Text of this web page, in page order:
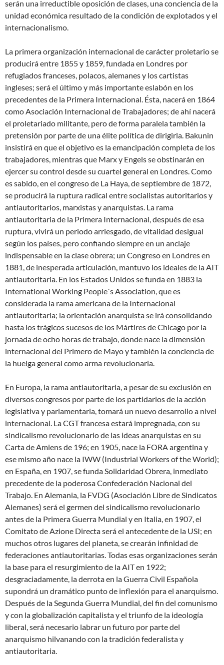
serán una irreductible oposición de clases, una conciencia de la
unidad económica resultado de la condición de explotados y el
internacionalismo.
La primera organización internacional de carácter proletario se
producirá entre 1855 y 1859, fundada en Londres por
refugiados franceses, polacos, alemanes y los cartistas
ingleses; será el último y más importante eslabón en los
precedentes de la Primera Internacional. Ésta, nacerá en 1864
como Asociación Internacional de Trabajadores; de ahí nacerá
el proletariado militante, pero de forma paralela también la
pretensión por parte de una élite política de dirigirla. Bakunin
insistirá en que el objetivo es la emancipación completa de los
trabajadores, mientras que Marx y Engels se obstinarán en
ejercer su control desde su cuartel general en Londres. Como
es sabido, en el congreso de La Haya, de septiembre de 1872,
se producirá la ruptura radical entre socialistas autoritarios y
antiautoritarios, marxistas y anarquistas. La rama
antiautoritaria de la Primera Internacional, después de esa
ruptura, vivirá un periodo arriesgado, de vitalidad desigual
según los países, pero confiando siempre en un anclaje
indispensable en la clase obrera; un Congreso en Londres en
1881, de inesperada articulación, mantuvo los ideales de la AIT
antiautoritaria. En los Estados Unidos se funda en 1883 la
International Working People´s Association, que es
considerada la rama americana de la Internacional
antiautoritaria; la orientación anarquista se irá consolidando
hasta los trágicos sucesos de los Mártires de Chicago por la
jornada de ocho horas de trabajo, donde nace la dimensión
internacional del Primero de Mayo y también la conciencia de
la huelga general como arma revolucionaria.
En Europa, la rama antiautoritaria, a pesar de su exclusión en
diversos congresos por parte de los partidarios de la acción
legislativa y parlamentaria, tomará un nuevo desarrollo a nivel
internacional. La CGT francesa estará impregnada, con su
sindicalismo revolucionario de las ideas anarquistas en su
Carta de Amiens de 196; en 1905, nace la FORA argentina y
ese mismo año nace la IWW (Industrial Workers of the World);
en España, en 1907, se funda Solidaridad Obrera, inmediato
precedente de la poderosa Confederación Nacional del
Trabajo. En Alemania, la FVDG (Asociación Libre de Sindicatos
Alemanes) será el germen del sindicalismo revolucionario
antes de la Primera Guerra Mundial y en Italia, en 1907, el
Comitato de Azione Directa será el antecedente de la USI; en
muchos otros lugares del planeta, se crearán infinidad de
federaciones antiautoritarias. Todas esas organizaciones serán
la base para el resurgimiento de la AIT en 1922;
desgraciadamente, la derrota en la Guerra Civil Española
supondrá un dramático punto de inflexión para el anarquismo.
Después de la Segunda Guerra Mundial, del fin del comunismo
y con la globalización capitalista y el triunfo de la ideología
liberal, será necesario labrar un futuro por parte del
anarquismo hilvanando con la tradición federalista y
antiautoritaria.